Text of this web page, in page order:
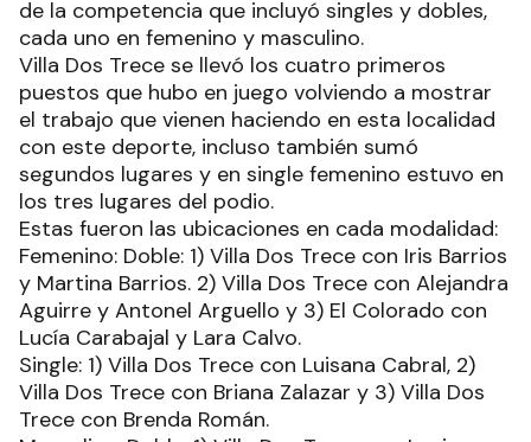
de la competencia que incluyó singles y dobles,
cada uno en femenino y masculino.
Villa Dos Trece se llevó los cuatro primeros
puestos que hubo en juego volviendo a mostrar
el trabajo que vienen haciendo en esta localidad
con este deporte, incluso también sumó
segundos lugares y en single femenino estuvo en
los tres lugares del podio.
Estas fueron las ubicaciones en cada modalidad:
Femenino: Doble: 1) Villa Dos Trece con Iris Barrios
y Martina Barrios. 2) Villa Dos Trece con Alejandra
Aguirre y Antonel Arguello y 3) El Colorado con
Lucía Carabajal y Lara Calvo.
Single: 1) Villa Dos Trece con Luisana Cabral, 2)
Villa Dos Trece con Briana Zalazar y 3) Villa Dos
Trece con Brenda Román.